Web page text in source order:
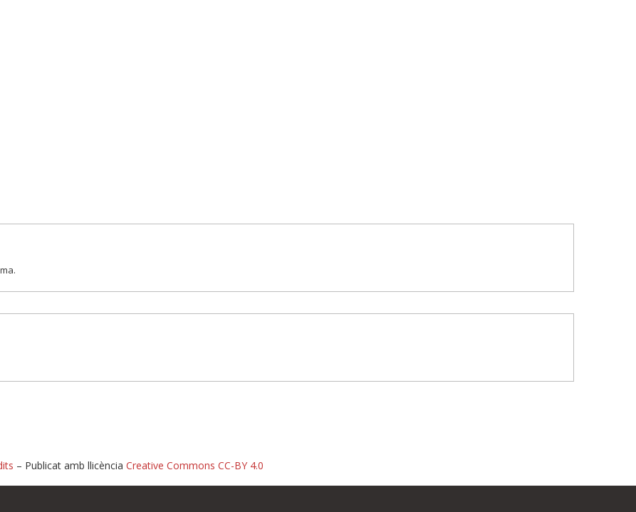
– Publicat amb llicència Creative Commons CC-BY 4.0